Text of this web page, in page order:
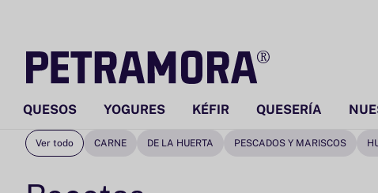
QUESOS YOGURES KÉFIR QUESERÍA
Ver todo CARNE DE LA HUERTA PESCADOS Y MARISCOS